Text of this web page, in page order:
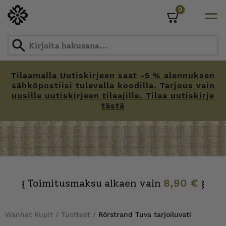
Tilaamalla Uutiskirjeen saat -5 % alennuksen
sähköpostiisi tulevalla koodilla. Tarjous vain
uusille uutiskirjeen tilaajille. Tilaa uutiskirje
tästä
0
{ Toimitusmaksu alkaen vain 8,90 € }
Wanhat Kupit / Tuotteet / Rörstrand Tuva tarjoiluvati